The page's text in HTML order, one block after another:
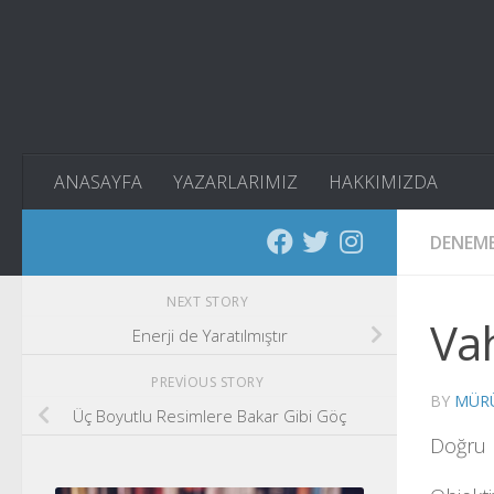
ANASAYFA YAZARLARIMIZ HAKKIMIZDA
BY
Doğru
NEXT STORY
Enerji de Yaratılmıştır
PREVIOUS STORY
Üç Boyutlu Resimlere Bakar Gibi Göç